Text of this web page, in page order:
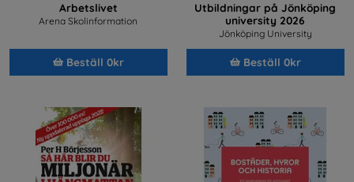
Arbetslivet
Arena Skolinformation
Beställ 0kr
Utbildningar på Jönköping
university 2026
Jönköping University
Beställ 0kr